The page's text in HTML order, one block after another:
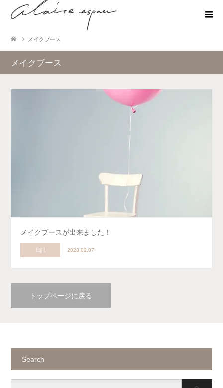
メイクブース
メイクブース
メイクブースが出来ました！
日記 2023.02.07
トップページに戻る
Search